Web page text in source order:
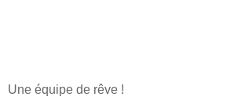
Une équipe de rêve !